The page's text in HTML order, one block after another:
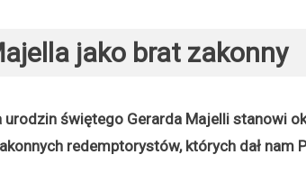
jako brat zakonny
świętego Gerarda Majelli stanowi
redemptorystów, których dał nam